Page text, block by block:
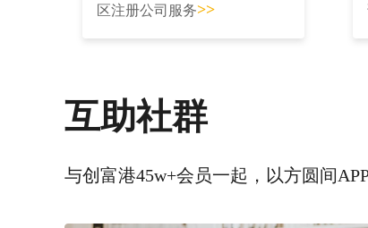
区注册公司服务>>
互助社群
与创富港45w+会员一起，以方圆间